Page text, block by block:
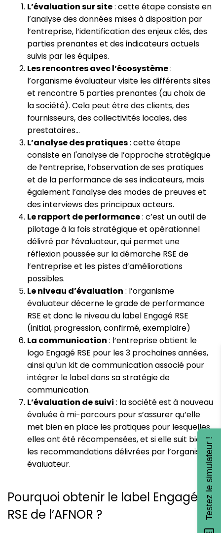
L’évaluation sur site: cette étape consiste en
l’analyse des données mises à disposition par
l’entreprise, l’identification des enjeux clés, des
parties prenantes et des indicateurs actuels
suivis par les équipes.
Les rencontres avec l’écosystème:
l’organisme évaluateur visite les différents sites
et rencontre 5 parties prenantes (au choix de
la société). Cela peut être des clients, des
fournisseurs, des collectivités locales, des
prestataires…
L’analyse des pratiques: cette étape
consiste en l'analyse de l’approche stratégique
de l’entreprise, l’observation de ses pratiques
et de la performance de ses indicateurs, mais
également l’analyse des modes de preuves et
des interviews des principaux acteurs.
Le rapport de performance: c’est un outil de
pilotage à la fois stratégique et opérationnel
délivré par l’évaluateur, qui permet une
réflexion poussée sur la démarche RSE de
l’entreprise et les pistes d’améliorations
possibles.
Le niveau d’évaluation : l’organisme
évaluateur décerne le grade de performance
RSE et donc le niveau du label Engagé RSE
(initial, progression, confirmé, exemplaire)
La communication : l’entreprise obtient le
logo Engagé RSE pour les 3 prochaines années,
ainsi qu’un kit de communication associé pour
intégrer le label dans sa stratégie de
communication.
L’évaluation de suivi : la société est à nouveau
évaluée à mi-parcours pour s’assurer qu’elle
met bien en place les pratiques pour lesquelles
elles ont été récompensées, et si elle suit bien
les recommandations délivrées par l’organisme
évaluateur.
Pourquoi obtenir le label Engagé
RSE de l’AFNOR ?
Testez le simulateur !